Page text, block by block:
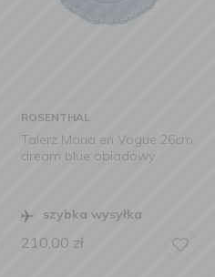
ROSENTHAL
Talerz Maria en Vogue 26cm
dream blue obiadowy
szybka wysyłka
210,00 zł